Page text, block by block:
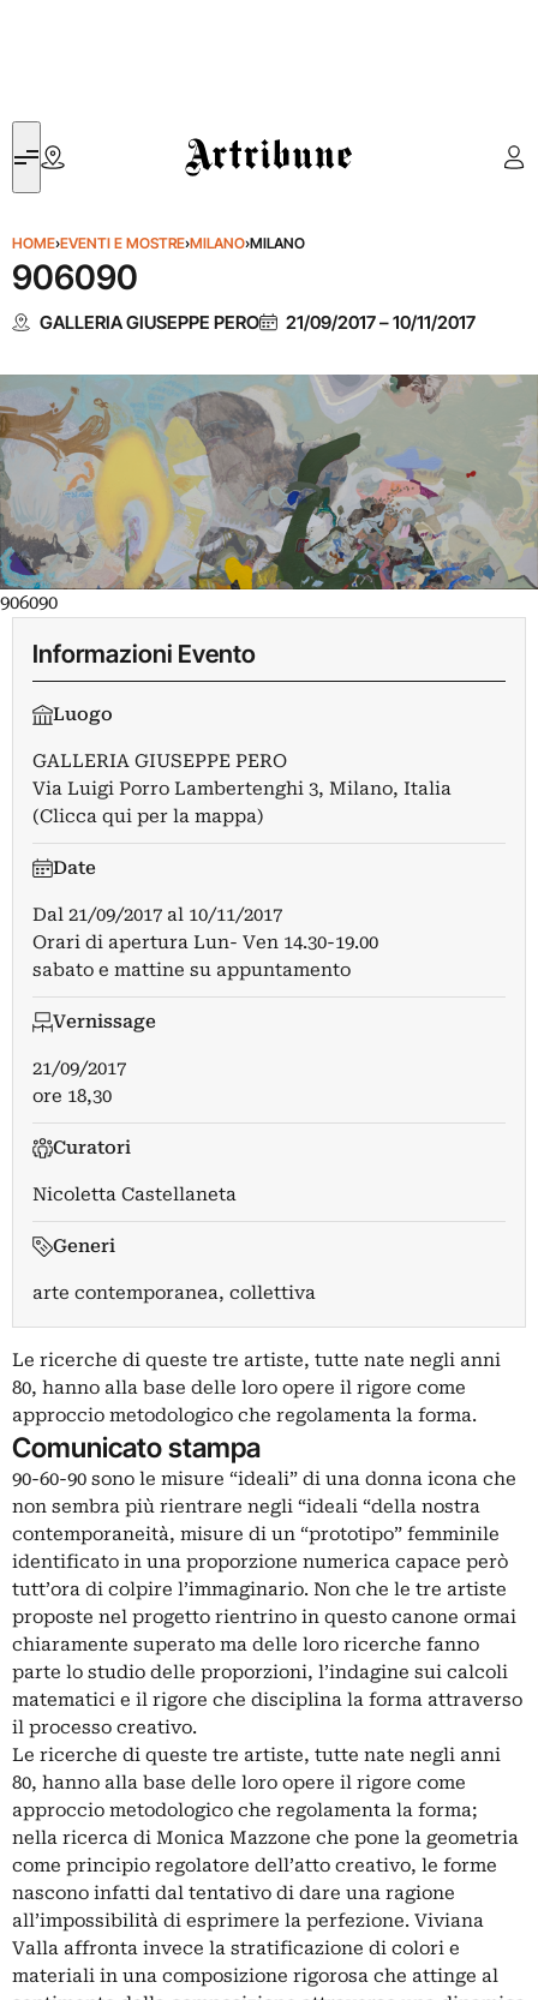
Artribune
HOME›EVENTI E MOSTRE›MILANO›MILANO
906090​
GALLERIA GIUSEPPE PERO 21/09/2017–10/11/2017
906090​
Informazioni Evento
Luogo
GALLERIA GIUSEPPE PERO
Via Luigi Porro Lambertenghi 3, Milano, Italia
(Clicca qui per la mappa)
Date
Dal 21/09/2017 al 10/11/2017
Orari di apertura Lun- Ven 14.30-19.00
sabato e mattine su appuntamento
Vernissage
21/09/2017
ore 18,30
Curatori
Nicoletta Castellaneta
Generi
arte contemporanea, collettiva
Le ricerche di queste tre artiste, tutte nate negli anni
80, hanno alla base delle loro opere il rigore come
approccio metodologico che regolamenta la forma.
Comunicato stampa
90-60-90 sono le misure “ideali” di una donna icona che
non sembra più rientrare negli “ideali “della nostra
contemporaneità, misure di un “prototipo” femminile
identificato in una proporzione numerica capace però
tutt’ora di colpire l’immaginario. Non che le tre artiste
proposte nel progetto rientrino in questo canone ormai
chiaramente superato ma delle loro ricerche fanno
parte lo studio delle proporzioni, l’indagine sui calcoli
matematici e il rigore che disciplina la forma attraverso
il processo creativo.
Le ricerche di queste tre artiste, tutte nate negli anni
80, hanno alla base delle loro opere il rigore come
approccio metodologico che regolamenta la forma;
nella ricerca di Monica Mazzone che pone la geometria
come principio regolatore dell’atto creativo, le forme
nascono infatti dal tentativo di dare una ragione
all’impossibilità di esprimere la perfezione. Viviana
Valla affronta invece la stratificazione di colori e
materiali in una composizione rigorosa che attinge al